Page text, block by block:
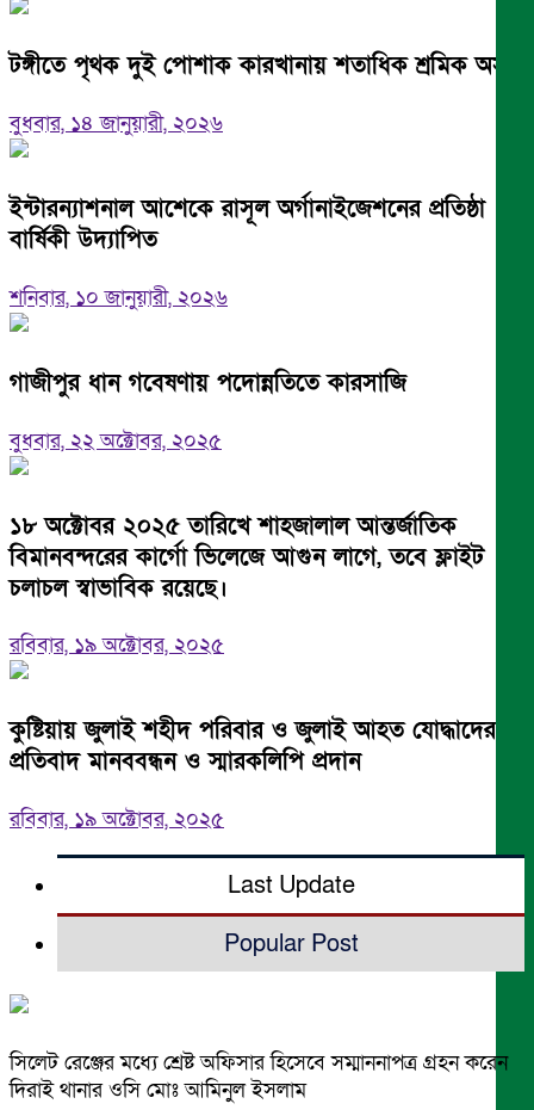
টঙ্গীতে পৃথক দুই পোশাক কারখানায় শতাধিক শ্রমিক অসুস্থ
বুধবার, ১৪ জানুয়ারী, ২০২৬
ইন্টারন্যাশনাল আশেকে রাসূল অর্গানাইজেশনের প্রতিষ্ঠা
বার্ষিকী উদ্যাপিত
শনিবার, ১০ জানুয়ারী, ২০২৬
গাজীপুর ধান গবেষণায় পদোন্নতিতে কারসাজি
বুধবার, ২২ অক্টোবর, ২০২৫
১৮ অক্টোবর ২০২৫ তারিখে শাহজালাল আন্তর্জাতিক
বিমানবন্দরের কার্গো ভিলেজে আগুন লাগে, তবে ফ্লাইট
চলাচল স্বাভাবিক রয়েছে।
রবিবার, ১৯ অক্টোবর, ২০২৫
কুষ্টিয়ায় জুলাই শহীদ পরিবার ও জুলাই আহত যোদ্ধাদের
প্রতিবাদ মানববন্ধন ও স্মারকলিপি প্রদান
রবিবার, ১৯ অক্টোবর, ২০২৫
Last Update
Popular Post
সিলেট রেঞ্জের মধ্যে শ্রেষ্ট অফিসার হিসেবে সম্মাননাপত্র গ্রহন করেন
দিরাই থানার ওসি মোঃ আমিনুল ইসলাম